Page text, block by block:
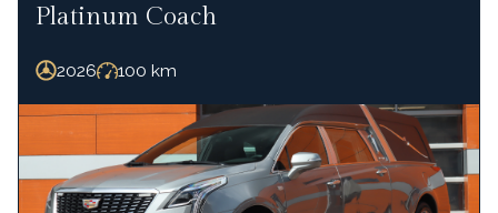
Platinum Coach
2026 100 km